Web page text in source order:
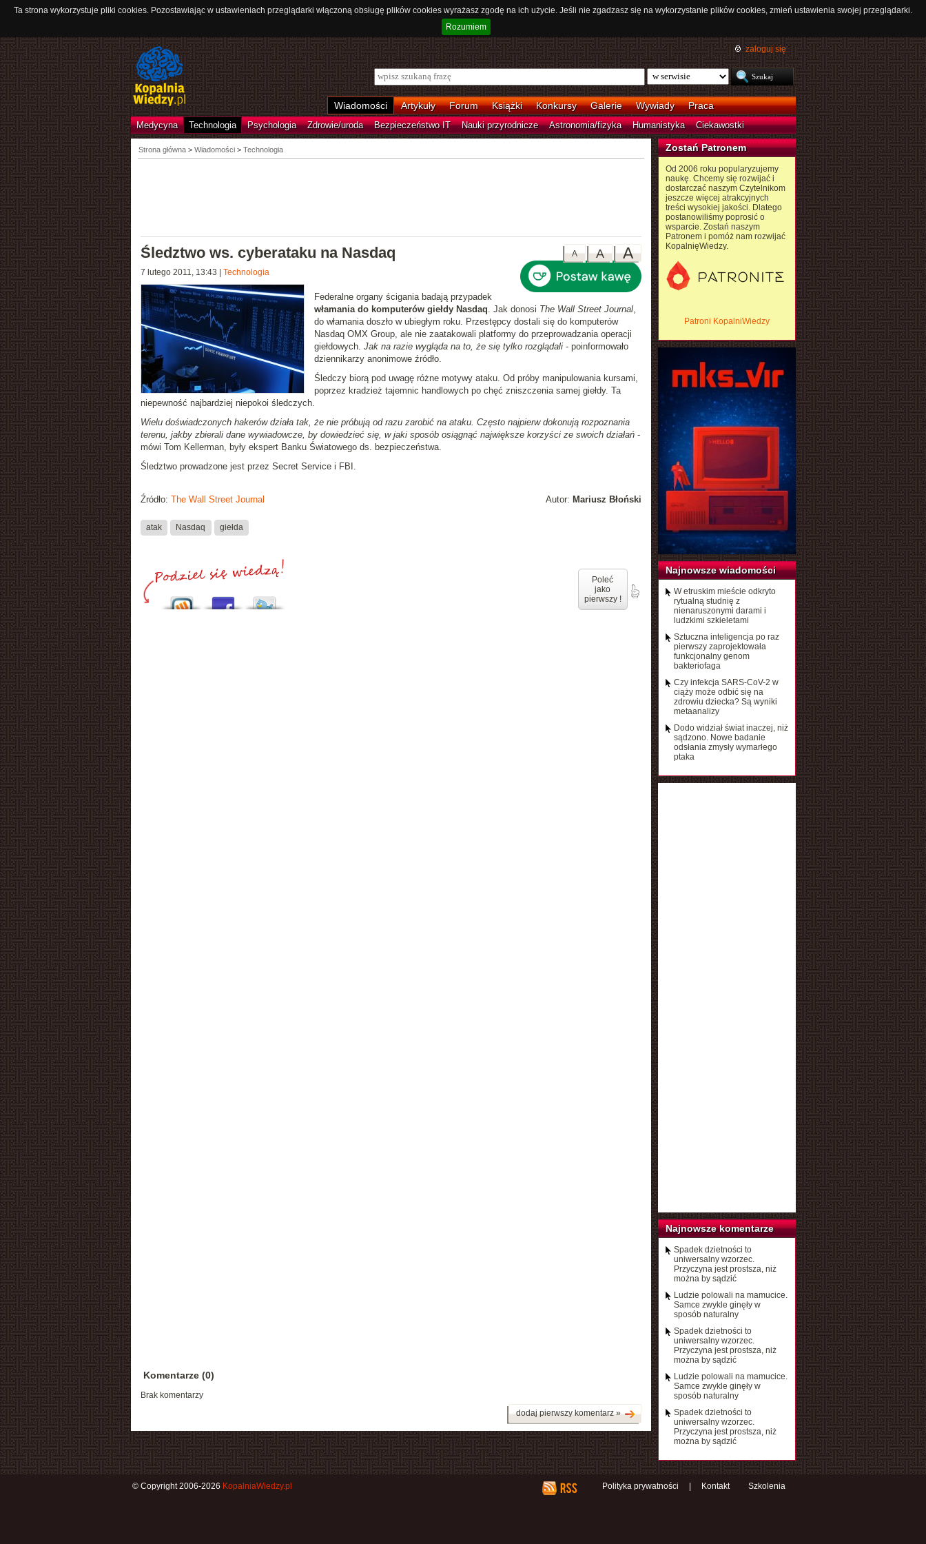
Ta strona wykorzystuje pliki cookies. Pozostawiając w ustawieniach przeglądarki włączoną obsługę plików cookies wyrażasz zgodę na ich użycie. Jeśli nie zgadzasz się na wykorzystanie plików cookies, zmień ustawienia swojej przeglądarki.
Rozumiem
zaloguj się
Wiadomości Artykuły Forum Książki Konkursy Galerie Wywiady Praca
Medycyna Technologia Psychologia Zdrowie/uroda Bezpieczeństwo IT Nauki przyrodnicze Astronomia/fizyka Humanistyka Ciekawostki
Strona główna> Wiadomości > Technologia
A
A
A
Śledztwo ws. cyberataku na Nasdaq
7 lutego 2011, 13:43 Technologia
Federalne organy ścigania badają przypadek
włamania do komputerów giełdy Nasdaq. Jak donosi The Wall Street Journal,
do włamania doszło w ubiegłym roku. Przestępcy dostali się do komputerów
Nasdaq OMX Group, ale nie zaatakowali platformy do przeprowadzania operacji
giełdowych. Jak na razie wygląda na to, że się tylko rozglądali- poinformowało
dziennikarzy anonimowe źródło.
Śledczy biorą pod uwagę różne motywy ataku. Od próby manipulowania kursami,
poprzez kradzież tajemnic handlowych po chęć zniszczenia samej giełdy. Ta
niepewność najbardziej niepokoi śledczych.
Wielu doświadczonych hakerów działa tak, że nie próbują od razu zarobić na ataku. Często najpierw dokonują rozpoznania
terenu, jakby zbierali dane wywiadowcze, by dowiedzieć się, w jaki sposób osiągnąć największe korzyści ze swoich działań-
mówi Tom Kellerman, były ekspert Banku Światowego ds. bezpieczeństwa.
Śledztwo prowadzone jest przez Secret Service i FBI.
Autor: Mariusz Błoński
Źródło: The Wall Street Journal
atak Nasdaq giełda
Poleć
jako
pierwszy !
Komentarze (0)
Brak komentarzy
dodaj pierwszy komentarz »
Zostań Patronem
Od 2006 roku popularyzujemy
naukę. Chcemy się rozwijać i
dostarczać naszym Czytelnikom
jeszcze więcej atrakcyjnych
treści wysokiej jakości. Dlatego
postanowiliśmy poprosić o
wsparcie. Zostań naszym
Patronem i pomóż nam rozwijać
KopalnięWiedzy.
Patroni KopalniWiedzy
Najnowsze wiadomości
W etruskim mieście odkryto
rytualną studnię z
nienaruszonymi darami i
ludzkimi szkieletami
Sztuczna inteligencja po raz
pierwszy zaprojektowała
funkcjonalny genom
bakteriofaga
Czy infekcja SARS-CoV-2 w
ciąży może odbić się na
zdrowiu dziecka? Są wyniki
metaanalizy
Dodo widział świat inaczej, niż
sądzono. Nowe badanie
odsłania zmysły wymarłego
ptaka
Najnowsze komentarze
Spadek dzietności to
uniwersalny wzorzec.
Przyczyna jest prostsza, niż
można by sądzić
Ludzie polowali na mamucice.
Samce zwykle ginęły w
sposób naturalny
Spadek dzietności to
uniwersalny wzorzec.
Przyczyna jest prostsza, niż
można by sądzić
Ludzie polowali na mamucice.
Samce zwykle ginęły w
sposób naturalny
Spadek dzietności to
uniwersalny wzorzec.
Przyczyna jest prostsza, niż
można by sądzić
Polityka prywatności Kontakt Szkolenia
© Copyright 2006-2026 KopalniaWiedzy.pl